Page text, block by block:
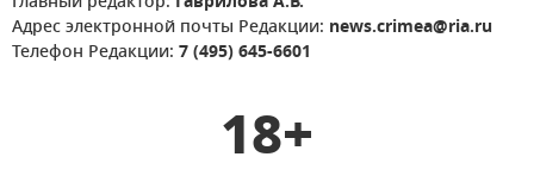
Адрес электронной почты Редакции: news.crimea@ria.ru
Телефон Редакции: 7 (495) 645-6601
18+